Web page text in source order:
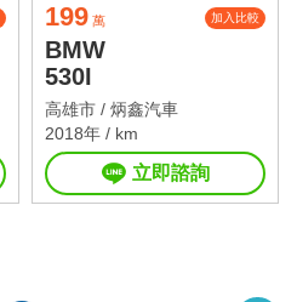
199 萬 加入比較
BMW
530I
高雄市 / 炳鑫汽車
2018年 / km
立即諮詢